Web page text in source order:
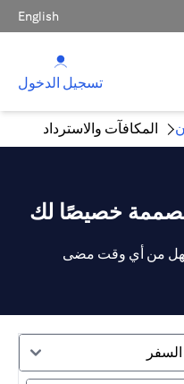
English
تسجيل الدخول
المكافآت والاسترداد
مصممة خصيصًا لك
من أي وقت مضى